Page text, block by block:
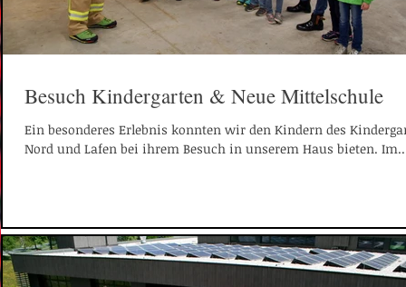
Besuch Kindergarten & Neue Mittelschule
Ein besonderes Erlebnis konnten wir den Kindern des
Nord und Lafen bei ihrem Besuch in unserem Haus bieten.